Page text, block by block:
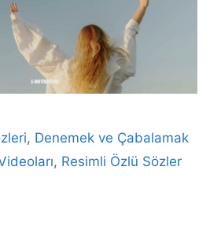
, Denemek ve Çabalamak
, Resimli Özlü Sözler